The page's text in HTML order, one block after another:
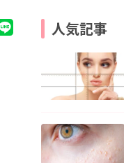
人気記事